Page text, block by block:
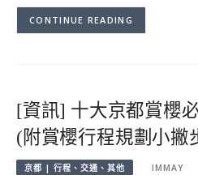
CONTINUE READING
[資訊] 十大京都賞櫻
(附賞櫻行程規劃小撇
京都 | 行程、交通、其他 IMMAY